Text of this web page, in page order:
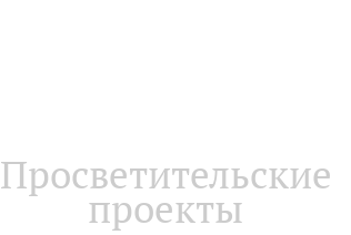
Просветительские
проекты